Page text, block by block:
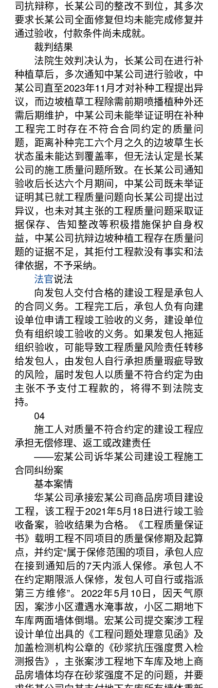
司抗辩称，长某公司的整改不到位，其多次
要求长某公司全面修复但均未能完成修复并
通过验收，付款条件尚未成就。
裁判结果
法院生效判决认为，长某公司在进行补
种植草后，多次通知中某公司进行验收，中
某公司直至2023年11月才对补种工程提出异
议，而边坡植草工程除需前期喷播植种外还
需后期维护，中某公司未能举证证明在补种
工程完工时存在不符合合同约定的质量问
题，距离补种完工六个月之久的边坡草生长
状态虽未能达到覆盖率，但无法认定是长某
公司的施工质量问题所致。在长某公司通知
验收后长达六个月期间，中某公司既未举证
证明其已就工程质量问题向长某公司提出过
异议，也未对其主张的工程质量问题采取证
据保存、告知整改等积极措施保护自身权
益，中某公司抗辩边坡种植工程存在质量问
题的证据不足，其拒付工程款没有事实和法
律依据，不予采纳。
法官说法
向发包人交付合格的建设工程是承包人
的合同义务。工程完工后，承包人负有向建
设单位申请工程竣工验收的义务，建设单位
负有组织竣工验收的义务。如果发包人拖延
组织验收，可能导致工程质量风险责任转移
给发包人，由发包人自行承担质量瑕疵导致
的风险，届时发包人以质量不符合约定为由
主张不予支付工程款的，将得不到法院支
持。
04
施工人对质量不符合约定的建设工程应
承担无偿修理、返工或改建责任
——宏某公司诉华某公司建设工程施工
合同纠纷案
基本案情
华某公司承接宏某公司商品房项目建设
工程，该工程于2021年5月18日进行竣工验
收备案，验收结果为合格。《工程质量保证
书》载明工程不同项目的质量保修期及起算
点，并约定“属于保修范围的项目，承包人应
在接到通知后的7天内派人保修。承包人不
在约定期限派人保修，发包人可自行或指派
第三方维修”。2022年5月10日，因天气原
因，案涉小区遭遇水淹事故，小区二期地下
车库两面墙体倒塌。宏某公司提交案涉工程
设计单位出具的《工程问题处理意见函》及
加盖检测机构公章的《砂浆抗压强度贯入检
测报告》，主张案涉工程地下车库及地上商
品房墙体均存在砂浆强度不足的问题，并要